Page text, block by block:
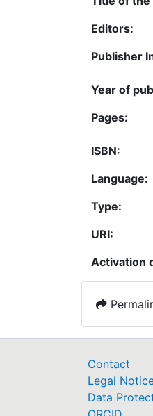
Editors:
Publisher
Year of
Pages:
ISBN:
Language:
Type:
URI:
Activation
Contact
Legal
Data